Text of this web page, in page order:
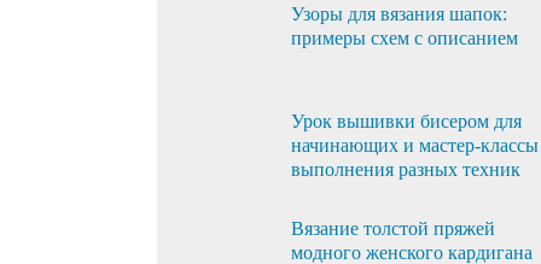
Узоры для вязания шапок:
примеры схем с описанием
Урок вышивки бисером для
начинающих и мастер-классы
выполнения разных техник
Вязание толстой пряжей
модного женского кардигана